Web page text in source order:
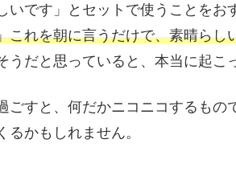
いです」とセットで使うことをお
これを朝に言うだけで、素晴らし
うだと思っていると、本当に起こ
ごすと、何だかニコニコするもの
かもしれません。